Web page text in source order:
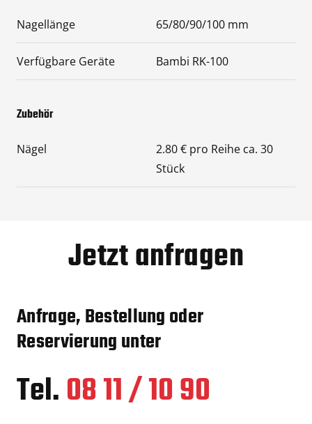
Nagellänge 65/80/90/100 mm
Verfügbare Geräte Bambi RK-100
Zubehör
Nägel
2.80 € pro Reihe ca. 30
Stück
Jetzt anfragen
Anfrage, Bestellung oder
Reservierung unter
Tel.08 11 / 10 90